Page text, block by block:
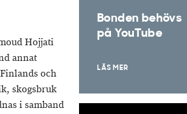
Hojjati
annat
och
skogsbruk
i samband
Bonden behövs
på YouTube
LÄS MER